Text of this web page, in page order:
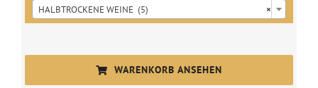
×
HALBTROCKENE WEINE (5)
WARENKORB ANSEHEN